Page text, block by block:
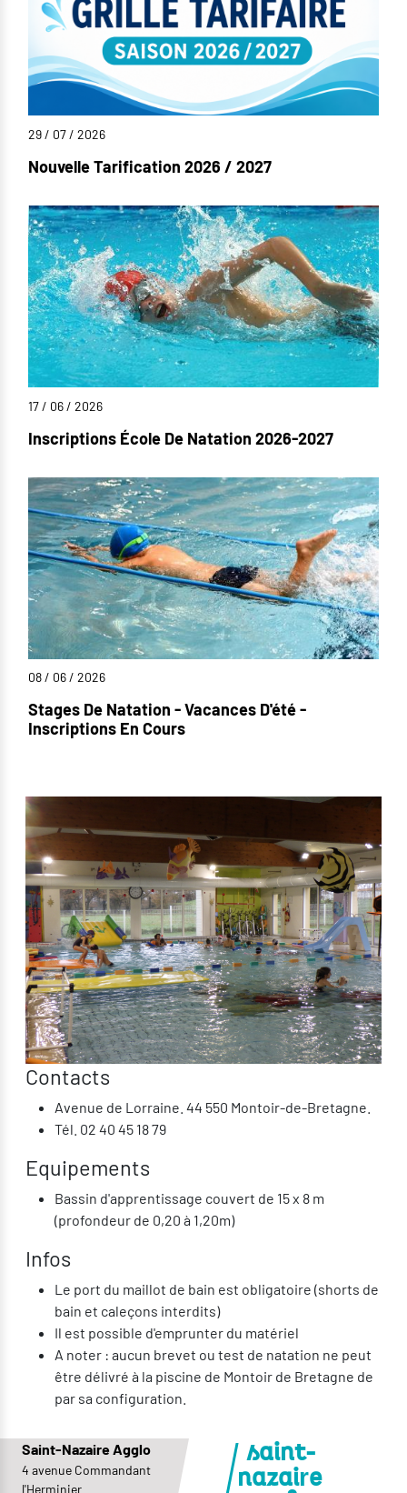
29 / 07 / 2026
Nouvelle Tarification 2026 / 2027
17 / 06 / 2026
Inscriptions École De Natation 2026-2027
08 / 06 / 2026
Stages De Natation - Vacances D'été -
Inscriptions En Cours
Contacts
Avenue de Lorraine. 44 550 Montoir-de-Bretagne.
Tél. 02 40 45 18 79
Equipements
Bassin d'apprentissage couvert de 15 x 8 m
(profondeur de 0,20 à 1,20m)
Infos
Le port du maillot de bain est obligatoire (shorts de
bain et caleçons interdits)
Il est possible d'emprunter du matériel
A noter : aucun brevet ou test de natation ne peut
être délivré à la piscine de Montoir de Bretagne de
par sa configuration.
Saint-Nazaire Agglo
4 avenue Commandant
l'Herminier
saint-
nazaire